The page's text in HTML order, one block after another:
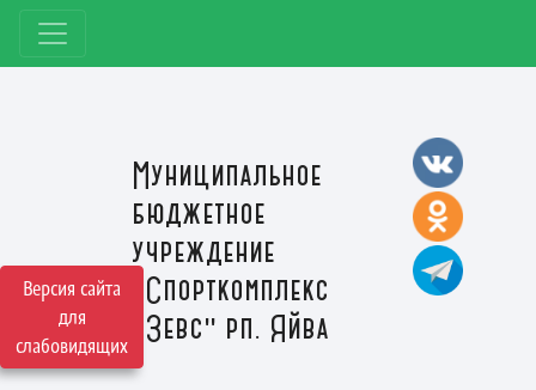
Версия сайта
для
слабовидящих
Муниципальное
бюджетное
учреждение
"Спорткомплекс
"Зевс" рп. Яйва